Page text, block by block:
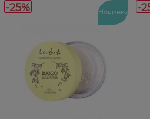
-25% Новинка -